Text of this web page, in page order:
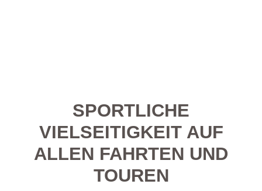
SPORTLICHE
VIELSEITIGKEIT AUF
ALLEN FAHRTEN UND
TOUREN